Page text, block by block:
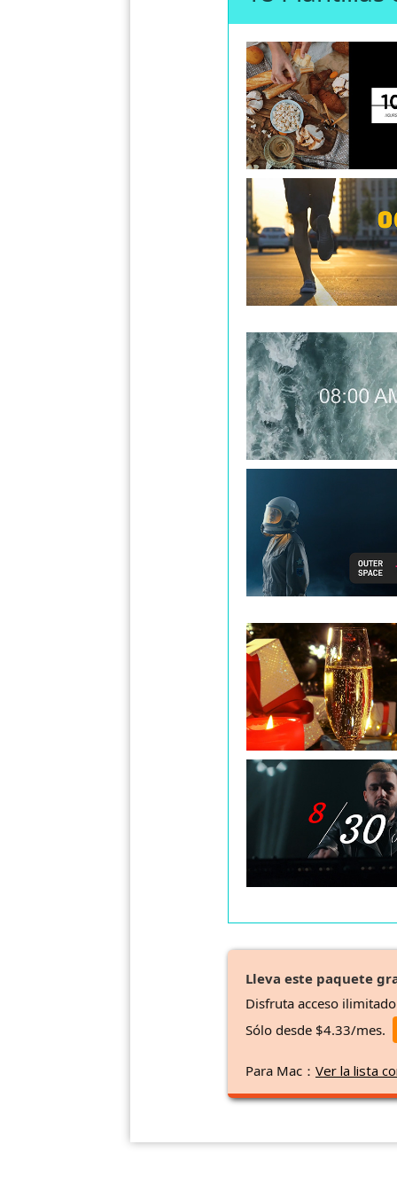
Lleva este paquete
Disfruta acceso
Sólo desde $4.33/mes.
Para Mac： Ver la lista